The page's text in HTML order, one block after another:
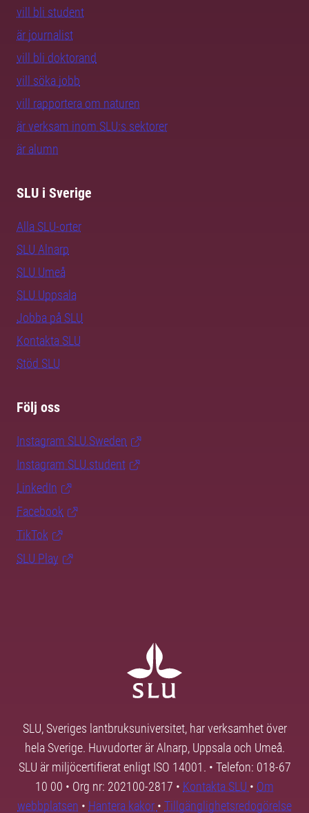
vill bli student
är journalist
vill bli doktorand
vill söka jobb
vill rapportera om naturen
är verksam inom SLU:s sektorer
är alumn
SLU i Sverige
Alla SLU-orter
SLU Alnarp
SLU Umeå
SLU Uppsala
Jobba på SLU
Kontakta SLU
Stöd SLU
Följ oss
Instagram SLU.Sweden
Instagram SLU.student
LinkedIn
Facebook
TikTok
SLU Play
SLU, Sveriges lantbruksuniversitet, har verksamhet över
hela Sverige. Huvudorter är Alnarp, Uppsala och Umeå.
SLU är miljöcertifierat enligt ISO 14001. • Telefon: 018-67
10 00 • Org nr: 202100-2817 • Kontakta SLU • Om
webbplatsen • Hantera kakor • Tillgänglighetsredogörelse